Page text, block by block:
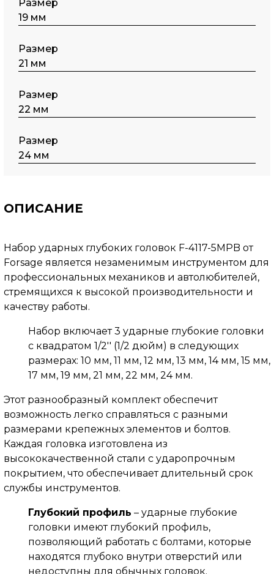
Размер
19 мм
Размер
21 мм
Размер
22 мм
Размер
24 мм
ОПИСАНИЕ
Набор ударных глубоких головок F-4117-5MPB от
Forsage является незаменимым инструментом для
профессиональных механиков и автолюбителей,
стремящихся к высокой производительности и
качеству работы.
Набор включает 3 ударные глубокие головки
с квадратом 1/2'' (1/2 дюйм) в следующих
размерах: 10 мм, 11 мм, 12 мм, 13 мм, 14 мм, 15 мм,
17 мм, 19 мм, 21 мм, 22 мм, 24 мм.
Этот разнообразный комплект обеспечит
возможность легко справляться с разными
размерами крепежных элементов и болтов.
Каждая головка изготовлена ​​из
высококачественной стали с ударопрочным
покрытием, что обеспечивает длительный срок
службы инструментов.
Глубокий профиль – ударные глубокие
головки имеют глубокий профиль,
позволяющий работать с болтами, которые
находятся глубоко внутри отверстий или
недоступны для обычных головок.